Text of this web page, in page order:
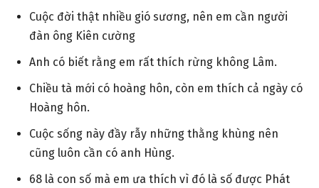
Cuộc đời thật nhiều gió sương, nên em cần người
đàn ông Kiên cường
Anh có biết rằng em rất thích rừng không Lâm.
Chiều tà mới có hoàng hôn, còn em thích cả ngày có
Hoàng hôn.
Cuộc sống này đầy rẫy những thằng khùng nên
cũng luôn cần có anh Hùng.
68 là con số mà em ưa thích vì đó là số được Phát